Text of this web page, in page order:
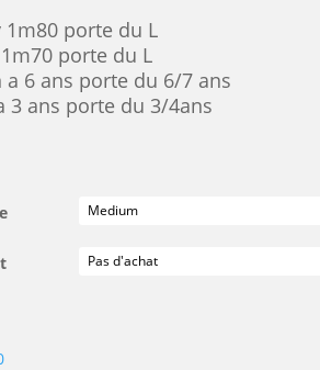
1m80 porte du L
porte du L
a 6 ans porte du 6/7 ans
3 ans porte du 3/4ans